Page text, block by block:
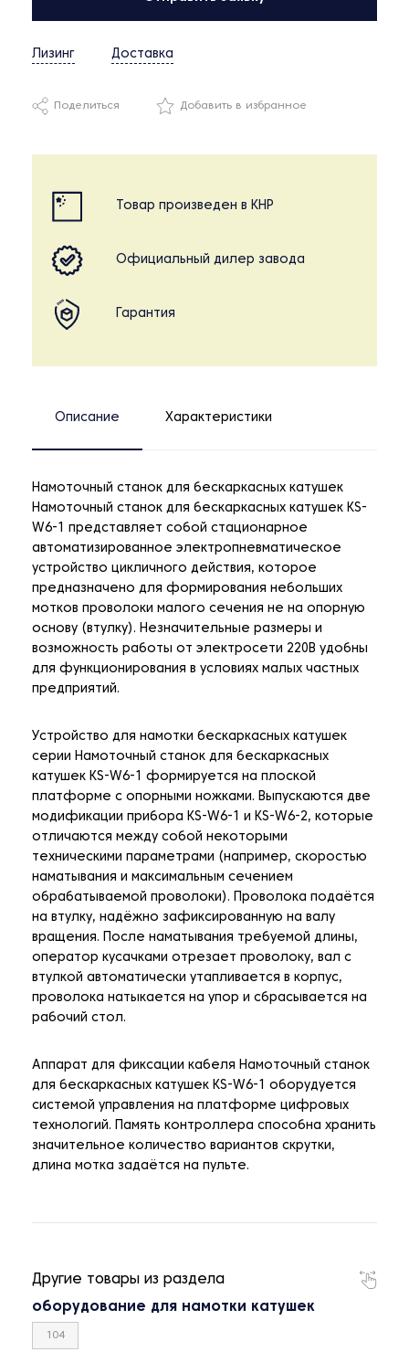
Лизинг Доставка
Поделиться Добавить в избранное
Товар произведен в КНР
Официальный дилер завода
Гарантия
Описание Характеристики
Намоточный станок для бескаркасных катушек
Намоточный станок для бескаркасных катушек KS-
W6-1 представляет собой стационарное
автоматизированное электропневматическое
устройство цикличного действия, которое
предназначено для формирования небольших
мотков проволоки малого сечения не на опорную
основу (втулку). Незначительные размеры и
возможность работы от электросети 220В удобны
для функционирования в условиях малых частных
предприятий.
Устройство для намотки бескаркасных катушек
серии Намоточный станок для бескаркасных
катушек KS-W6-1 формируется на плоской
платформе с опорными ножками. Выпускаются две
модификации прибора KS-W6-1 и KS-W6-2, которые
отличаются между собой некоторыми
техническими параметрами (например, скоростью
наматывания и максимальным сечением
обрабатываемой проволоки). Проволока подаётся
на втулку, надёжно зафиксированную на валу
вращения. После наматывания требуемой длины,
оператор кусачками отрезает проволоку, вал с
втулкой автоматически утапливается в корпус,
проволока натыкается на упор и сбрасывается на
рабочий стол.
Аппарат для фиксации кабеля Намоточный станок
для бескаркасных катушек KS-W6-1 оборудуется
системой управления на платформе цифровых
технологий. Память контроллера способна хранить
значительное количество вариантов скрутки,
длина мотка задаётся на пульте.
Другие товары из раздела
оборудование для намотки катушек
104